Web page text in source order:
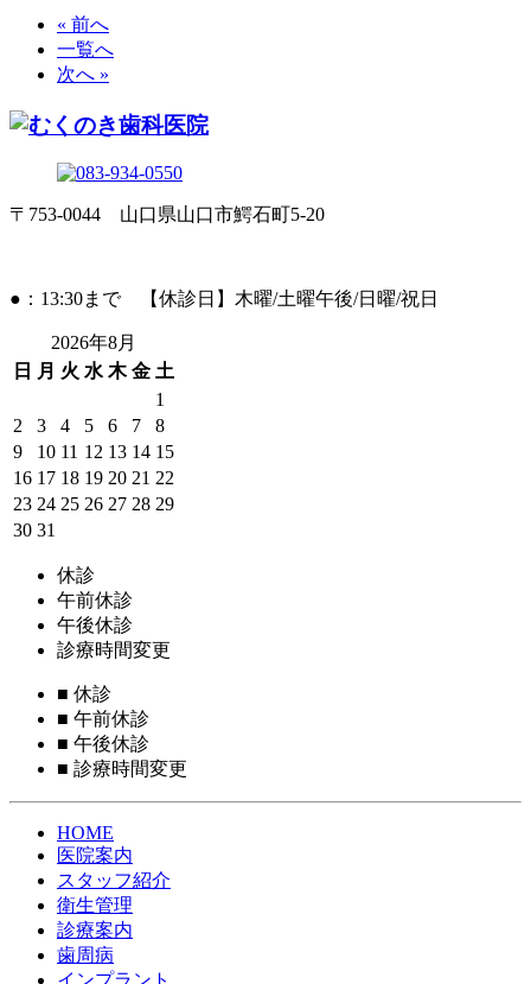
« 前へ
一覧へ
次へ »
〒753-0044 山口県山口市鰐石町5-20
●：13:30まで 【休診日】木曜/土曜午後/日曜/祝日
2026年8月
日
月 火 水 木 金 土
1
2
3 4 5 6 7
8
9
10 11 12 13 14 15
16 17 18 19 20 21 22
23 24 25 26 27 28 29
30 31
休診
午前休診
午後休診
診療時間変更
■ 休診
■ 午前休診
■ 午後休診
■ 診療時間変更
HOME
医院案内
スタッフ紹介
衛生管理
診療案内
歯周病